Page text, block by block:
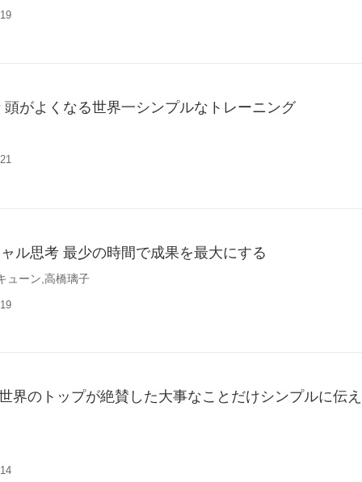
頭がよくなる世界一シンプルなトレーニング
ル思考 最少の時間で成果を最大にする
ューン,高橋璃子
界のトップが絶賛した大事なことだけシンプルに伝え